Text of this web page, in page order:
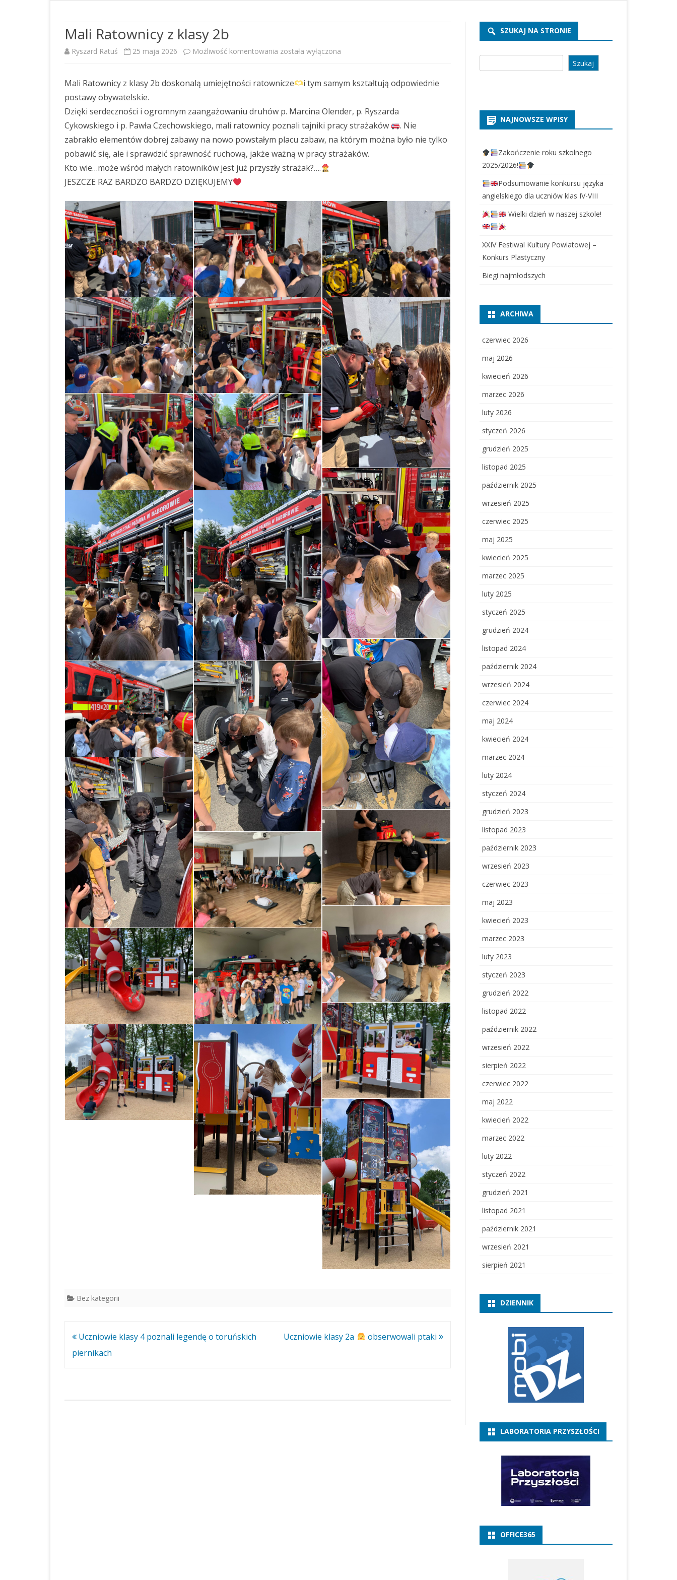
2025/2026
ZAPEWNIENIA DOSTĘPNOŚCI
OŚWIADCZENIE O STANIE
MAŁOLETNICH
PLAN POSTĘPOWAŃ O
UDZIELENIE ZAMÓWIENIA NA
PLAN POSTĘPOWAŃ O
UDZIELENIE ZAMÓWIEŃ NA
PLAN POSTĘPOWAŃ O
UDZIELENIE ZAMÓWIENIA NA
ROK 2024
ROCZNE SPRAWOZDANIE Z
UDZIELONYCH ZAMÓWIEŃ 2023
OGŁOSZENIA
ZAKUP I DOSTAWA
ARTYKUŁÓW ŻYWNOŚCIOWYCH
DO STOŁÓWKI SZKOLNEJ
ZESPOŁU SZKOLNO –
PRZEDSZKOLNEGO W
BABOROWIE W 2023 ROKU –
KOLEJNE POSTĘPOWANIE
INFORMACJA O KWOCIE, KTÓRĄ
ZAMIERZA PRZEZNACZYĆ
ZAMAWIAJĄCY NA REALIZACJĘ
ZAMÓWIENIA
PROTOKÓŁ Z OTWARCIA OFERT
– DOSTAWA ŻYWNOŚCI –
KOLEJNE POSTĘPOWANIE
ZAWIADOMIENIE O WYBORZE
NAJKORZYSTNIEJSZEJ OFERTY-
DOSTAWA ŻYWNOŚCI –
KOLEJNA POSTĘPOWANIE
OGŁOSZENIE O ZAMÓWIENIU.
ZAKUP I DOSTAWA
ARTYKUŁÓW ŻYWNOŚCIOWYCH
DO STOŁÓWKI SZKOLNEJ
ZESPOŁU SZKOLNO –
PRZEDSZKOLNEGO W
BABOROWIE W 2023 ROKU.
KONKURS NA STANOWISKO
GŁÓWNEGO KSIĘGOWEGO
NABÓR NA STANOWISKO
GŁÓWNEGO KSIĘGOWEGO W
ZESPOLE SZKOLNO –
PRZEDSZKOLNYM W
BABOROWIE
INFORMACJA O WYNIKACH
NABORU NA WOLNE
STANOWISKO URZĘDNICZE
GŁÓWNEGO KSIĘGOWEGO
2026/2027
Mali Ratownicy z klasy 2b
Ryszard Ratuś 25 maja 2026 Możliwość komentowania Mali
z
została wyłączona
Mali Ratownicy z klasy 2b doskonalą umiejętności ratownicze
i tym samym kształtują odpowiednie
postawy obywatelskie.
Dzięki serdeczności i ogromnym zaangażowaniu druhów p. Marcina Olender, p. Ryszarda
Cykowskiego i p. Pawła Czechowskiego, mali ratownicy poznali tajniki pracy strażaków
. Nie
zabrakło elementów dobrej zabawy na nowo powstałym placu zabaw, na którym można było nie tylko
pobawić się, ale i sprawdzić sprawność ruchową, jakże ważną w pracy strażaków.
Kto wie…może wśród małych ratowników jest już przyszły strażak?….
JESZCZE RAZ BARDZO BARDZO DZIĘKUJEMY
Bez kategorii
Nawigacja
wpisu
Uczniowie klasy 4 poznali legendę o toruńskich
piernikach
Uczniowie klasy 2a obserwowali ptaki
SZUKAJ NA STRONIE
Szukaj
NAJNOWSZE WPISY
Zakończenie roku szkolnego
2025/2026!
Podsumowanie konkursu języka
angielskiego dla uczniów klas IV-VIII
Wielki dzień w naszej szkole!
XXIV Festiwal Kultury Powiatowej –
Konkurs Plastyczny
Biegi najmłodszych
ARCHIWA
czerwiec 2026
maj 2026
kwiecień 2026
marzec 2026
luty 2026
styczeń 2026
grudzień 2025
listopad 2025
październik 2025
wrzesień 2025
czerwiec 2025
maj 2025
kwiecień 2025
marzec 2025
luty 2025
styczeń 2025
grudzień 2024
listopad 2024
październik 2024
wrzesień 2024
czerwiec 2024
maj 2024
kwiecień 2024
marzec 2024
luty 2024
styczeń 2024
grudzień 2023
listopad 2023
październik 2023
wrzesień 2023
czerwiec 2023
maj 2023
kwiecień 2023
marzec 2023
luty 2023
styczeń 2023
grudzień 2022
listopad 2022
październik 2022
wrzesień 2022
sierpień 2022
czerwiec 2022
maj 2022
kwiecień 2022
marzec 2022
luty 2022
styczeń 2022
grudzień 2021
listopad 2021
październik 2021
wrzesień 2021
sierpień 2021
DZIENNIK
LABORATORIA PRZYSZŁOŚCI
OFFICE365